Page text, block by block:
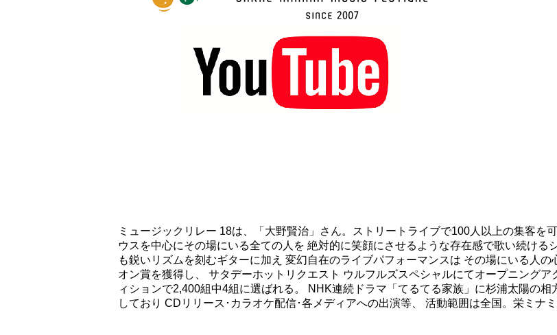
ミュージックリレー 18は、「大野賢治」さん。ストリートライブで100人以上の集客を
ウスを中心にその場にいる全ての人を 絶対的に笑顔にさせるような存在感で歌い続ける
も鋭いリズムを刻むギターに加え 変幻自在のライブパフォーマンスは その場にいる人
オン賞を獲得し、 サタデーホットリクエスト ウルフルズスペシャルにてオープニング
ィションで2,400組中4組に選ばれる。 NHK連続ドラマ「てるてる家族」に杉浦太陽の
しており CDリリース･カラオケ配信･各メディアへの出演等、 活動範囲は全国。栄ミナ